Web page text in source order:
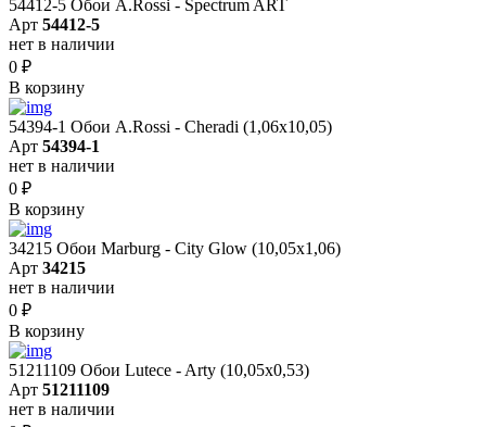
54412-5 Обои A.Rossi - Spectrum ART
Арт 54412-5
нет в наличии
0 ₽
В корзину
54394-1 Обои A.Rossi - Cheradi (1,06x10,05)
Арт 54394-1
нет в наличии
0 ₽
В корзину
34215 Обои Marburg - City Glow (10,05x1,06)
Арт 34215
нет в наличии
0 ₽
В корзину
51211109 Обои Lutece - Arty (10,05x0,53)
Арт 51211109
нет в наличии